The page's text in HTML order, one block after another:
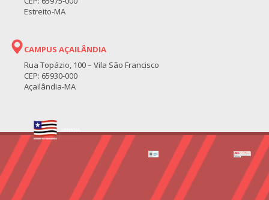
Estreito-MA
CAMPUS AÇAILÂNDIA
Rua Topázio, 100 – Vila São Francisco
CEP: 65930-000
Açailândia-MA